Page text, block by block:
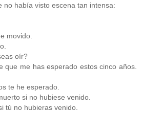
no había visto escena tan intensa:
movido.
oír?
que me has esperado estos cinco años.
te he esperado.
si no hubiese venido.
tú no hubieras venido.